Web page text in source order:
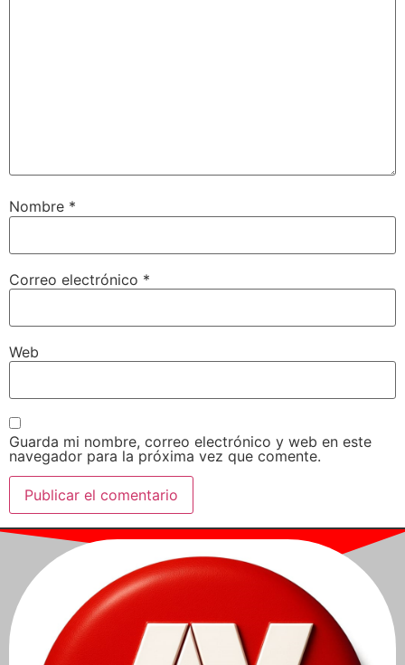
Nombre *
Correo electrónico *
Web
Guarda mi nombre, correo electrónico y web en este
navegador para la próxima vez que comente.